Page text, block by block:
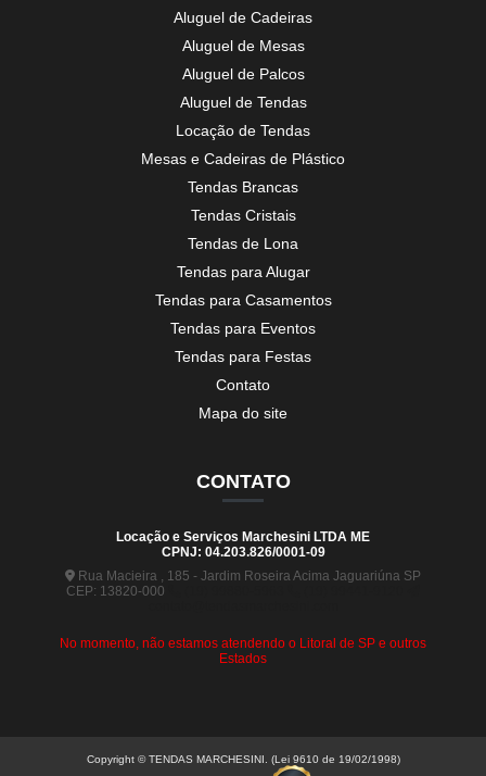
Aluguel de Cadeiras
Aluguel de Mesas
Aluguel de Palcos
Aluguel de Tendas
Locação de Tendas
Mesas e Cadeiras de Plástico
Tendas Brancas
Tendas Cristais
Tendas de Lona
Tendas para Alugar
Tendas para Casamentos
Tendas para Eventos
Tendas para Festas
Contato
Mapa do site
CONTATO
Locação e Serviços Marchesini LTDA ME
CPNJ: 04.203.826/0001-09
Rua Macieira , 185 - Jardim Roseira Acima Jaguariúna SP
CEP: 13820-000
No momento, não estamos atendendo o Litoral de SP e outros
Estados
Copyright © TENDAS MARCHESINI. (Lei 9610 de 19/02/1998)